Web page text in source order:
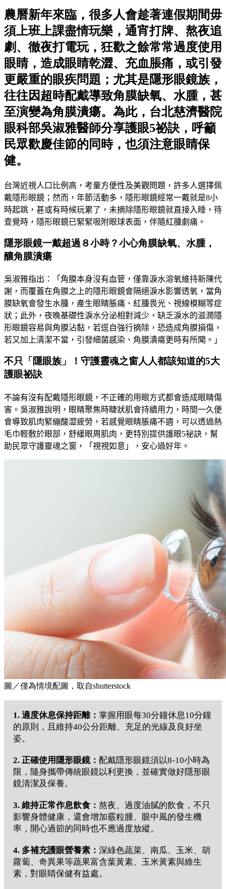
農曆新年來臨，很多人會趁著連假期間毋
須上班上課盡情玩樂，通宵打牌、熬夜追
劇、徹夜打電玩，狂歡之餘常常過度使用
眼睛，造成眼睛乾澀、充血脹痛，或引發
更嚴重的眼疾問題；尤其是隱形眼鏡族，
往往因超時配戴導致角膜缺氧、水腫，甚
至演變為角膜潰瘍。為此，台北慈濟醫院
眼科部吳淑雅醫師分享護眼5祕訣，呼籲
民眾歡慶佳節的同時，也須注意眼睛保
健。
台灣近視人口比例高，考量方便性及美觀問題，許多人選擇佩
戴隱形眼鏡；然而，年節活動多，隱形眼鏡經常一戴就是8小
時起跳，甚或有時候玩累了，未摘除隱形眼鏡就直接入睡，待
查覺時，隱形眼鏡已緊緊吸附眼球表面，伴隨紅腫劇痛。
隱形眼鏡一戴超過８小時？小心角膜缺氧、水腫，
釀角膜潰瘍
吳淑雅指出：「角膜本身沒有血管，僅靠淚水溶氧維持新陳代
謝，而覆蓋在角膜之上的隱形眼鏡會隔絕淚水影響透氧，當角
膜缺氧會發生水腫，產生眼睛脹痛、紅腫畏光、視線模糊等症
狀；此外，夜晚基礎性淚水分泌相對減少，缺乏淚水的滋潤隱
形眼鏡容易與角膜沾黏，若逕自強行摘除，恐造成角膜損傷，
若又加上清潔不當，引發細菌感染、角膜潰瘍更時有所聞。」
不只「隱眼族」！守護靈魂之窗人人都該知道的5大
護眼祕訣
不論有沒有配戴隱形眼鏡，不正確的用眼方式都會造成眼睛傷
害。吳淑雅說明，眼睛聚焦時睫狀肌會持續用力，時間一久便
會導致肌肉緊繃酸澀疲勞，若感覺眼睛脹痛不適，可以透過熱
毛巾輕敷於眼部，舒緩眼周肌肉，更特別提供護眼5祕訣，幫
助民眾守護靈魂之窗，「視視如意」，安心過好年。
圖／僅為情境配圖，取自shutterstock
1. 適度休息保持距離： 掌握用眼每30分鐘休息10分鐘
的原則，且維持40公分距離、充足的光線及良好坐
姿。
2. 正確使用隱形眼鏡： 配戴隱形眼鏡須以8-10小時為
限，隨身攜帶傳統眼鏡以利更換，並確實做好隱形眼
鏡清潔及保養。
3. 維持正常作息飲食： 熬夜、過度油膩的飲食，不只
影響身體健康，還會增加霰粒腫、眼中風的發生機
率，開心過節的同時也不應過度放縱。
4. 多補充護眼營養素： 深綠色蔬菜、南瓜、玉米、胡
蘿蔔、奇異果等蔬果富含葉黃素、玉米黃素與維生
素，對眼睛保健有益處。